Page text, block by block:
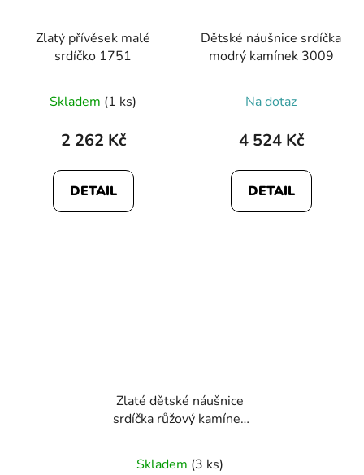
Zlatý přívěsek malé
srdíčko 1751
Skladem (1 ks)
2 262 Kč
DETAIL
Dětské náušnice srdíčka
modrý kamínek 3009
Na dotaz
4 524 Kč
DETAIL
Zlaté dětské náušnice
srdíčka růžový kamínek
Skladem (3 ks)